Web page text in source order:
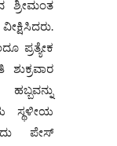
ಶ್ರೀಮಂತ
ಪ್ರತ್ಯೇಕ
ಶುಕ್ರವಾರ
ಸ್ಥಳೀಯ
ಪೇಸ್